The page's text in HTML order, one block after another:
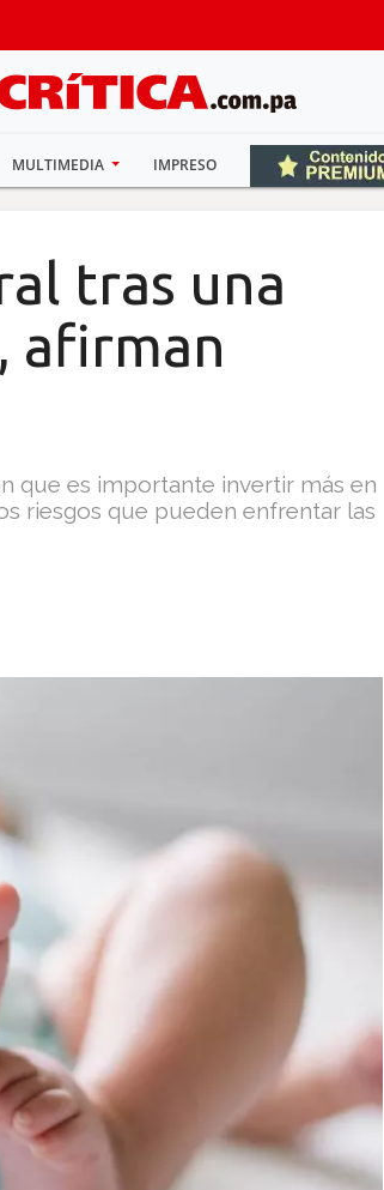
MULTIMEDIA IMPRESO
tras una
afirman
que es importante invertir más en
riesgos que pueden enfrentar las